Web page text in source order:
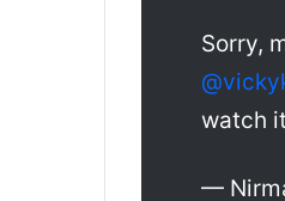
Sorry,
watch
—